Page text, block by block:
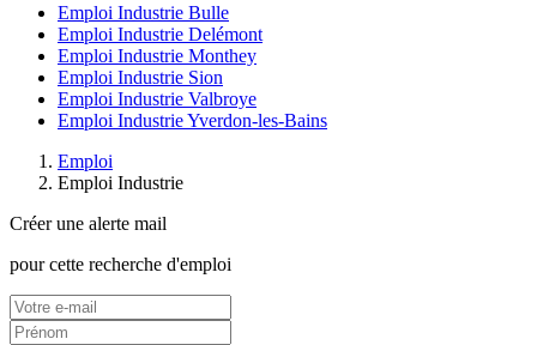
Emploi Industrie Bulle
Emploi Industrie Delémont
Emploi Industrie Monthey
Emploi Industrie Sion
Emploi Industrie Valbroye
Emploi Industrie Yverdon-les-Bains
Emploi
Emploi Industrie
Créer une alerte mail
pour cette recherche d'emploi